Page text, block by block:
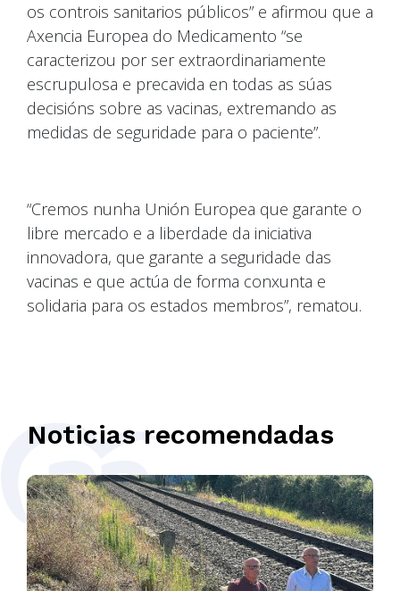
os controis sanitarios públicos” e afirmou que a
Axencia Europea do Medicamento “se
caracterizou por ser extraordinariamente
escrupulosa e precavida en todas as súas
decisións sobre as vacinas, extremando as
medidas de seguridade para o paciente”.
“Cremos nunha Unión Europea que garante o
libre mercado e a liberdade da iniciativa
innovadora, que garante a seguridade das
vacinas e que actúa de forma conxunta e
solidaria para os estados membros”, rematou.
Noticias recomendadas